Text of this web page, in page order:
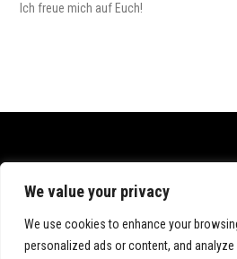
We value your privacy
We use cookies to enhance your
personalized ads or content, and
Ich freue mich auf Euch!